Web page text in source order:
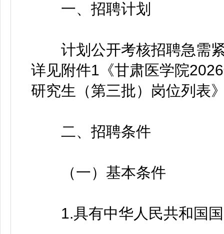
一、招聘计划
计划公开考核招聘急需紧
详见附件1《甘肃医学院
研究生（第三批）岗位列表
二、招聘条件
（一）基本条件
1.具有中华人民共和国国